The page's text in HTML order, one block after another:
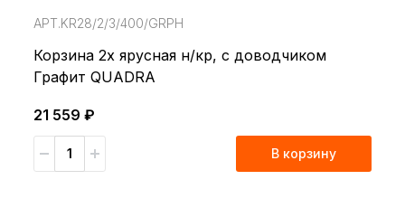
АРТ.KR28/2/3/400/GRPH
Корзина 2х ярусная н/кр, с доводчиком
Графит QUADRA
21 559 ₽
В корзину